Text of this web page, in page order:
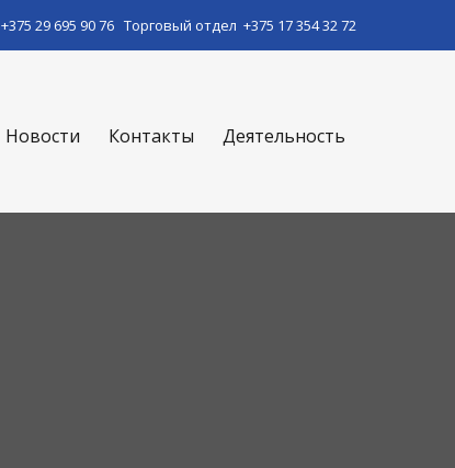
+375 29 695 90 76 Торговый отдел +375 17 354 32 72
Новости Контакты Деятельность